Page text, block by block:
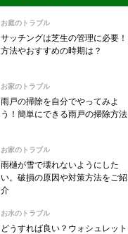
お庭のトラブル
サッチングは芝生の管理に必要！
方法やおすすめの時期は？
お家のトラブル
雨戸の掃除を自分でやってみよ
う！簡単にできる雨戸の掃除方法
お家のトラブル
雨樋が雪で壊れないようにした
い。破損の原因や対策方法をご紹
介
お水のトラブル
どうすれば良い？ウォシュレット